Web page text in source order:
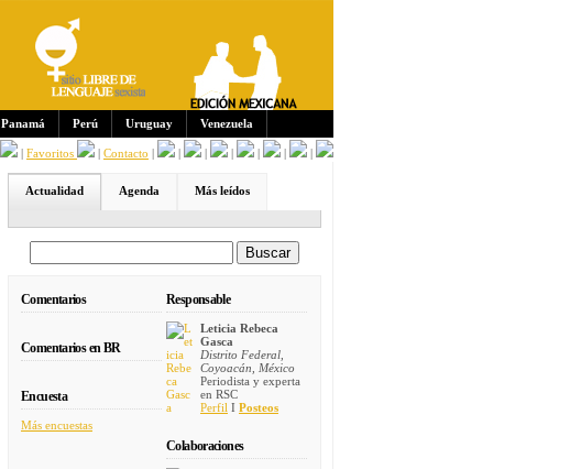
Panamá Perú Uruguay Venezuela
| Favoritos | Contacto | | | | | | |
Actualidad Agenda Más leídos
Comentarios
Comentarios en BR
Encuesta
Más encuestas
Responsable
Leticia Rebeca
Gasca
Distrito Federal,
Coyoacán, México
Periodista y experta
en RSC
Perfil I Posteos
Colaboraciones